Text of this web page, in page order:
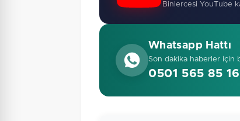
Binlercesi YouTube
Whatsapp Hattı
Son dakika haberler için
0501 565 85 16